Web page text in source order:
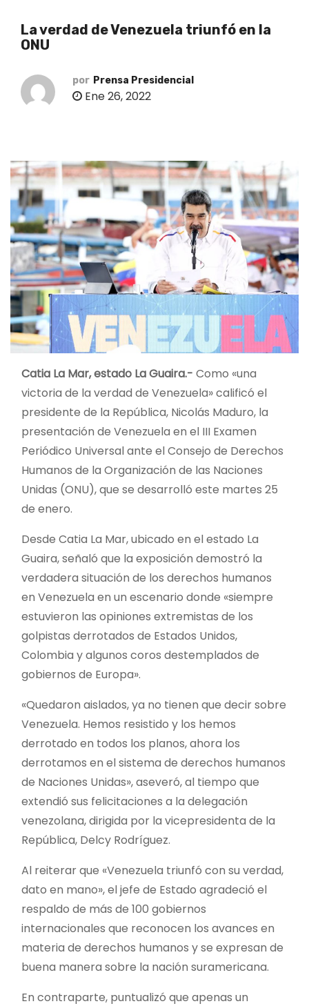
La verdad de Venezuela triunfó en la
ONU
por Prensa Presidencial
Ene 26, 2022
Catia La Mar, estado La Guaira.- Como «una
victoria de la verdad de Venezuela» calificó el
presidente de la República, Nicolás Maduro, la
presentación de Venezuela en el III Examen
Periódico Universal ante el Consejo de Derechos
Humanos de la Organización de las Naciones
Unidas (ONU), que se desarrolló este martes 25
de enero.
Desde Catia La Mar, ubicado en el estado La
Guaira, señaló que la exposición demostró la
verdadera situación de los derechos humanos
en Venezuela en un escenario donde «siempre
estuvieron las opiniones extremistas de los
golpistas derrotados de Estados Unidos,
Colombia y algunos coros destemplados de
gobiernos de Europa».
«Quedaron aislados, ya no tienen que decir sobre
Venezuela. Hemos resistido y los hemos
derrotado en todos los planos, ahora los
derrotamos en el sistema de derechos humanos
de Naciones Unidas», aseveró, al tiempo que
extendió sus felicitaciones a la delegación
venezolana, dirigida por la vicepresidenta de la
República, Delcy Rodríguez.
Al reiterar que «Venezuela triunfó con su verdad,
dato en mano», el jefe de Estado agradeció el
respaldo de más de 100 gobiernos
internacionales que reconocen los avances en
materia de derechos humanos y se expresan de
buena manera sobre la nación suramericana.
En contraparte, puntualizó que apenas un